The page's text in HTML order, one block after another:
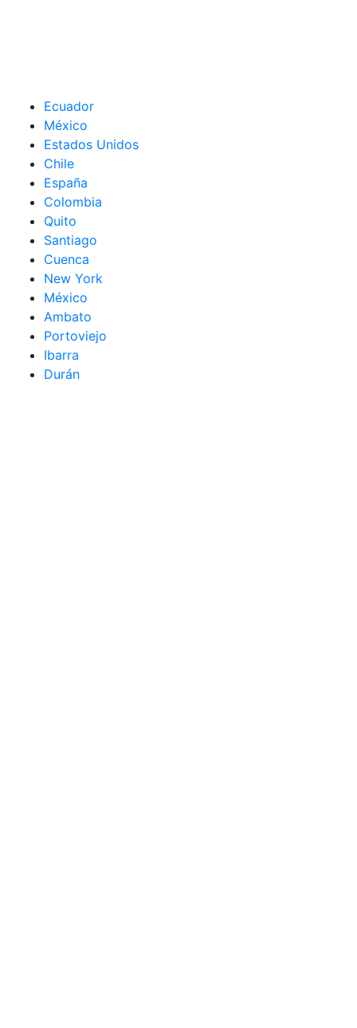
Ecuador
México
Estados Unidos
Chile
España
Colombia
Quito
Santiago
Cuenca
New York
México
Ambato
Portoviejo
Ibarra
Durán